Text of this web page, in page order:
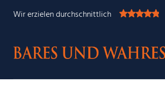
Wir erzielen durchschnittlich